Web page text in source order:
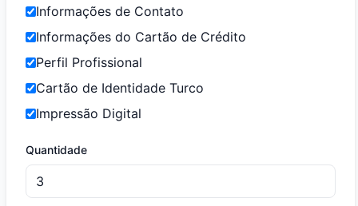
Informações de Contato
Informações do Cartão de Crédito
Perfil Profissional
Cartão de Identidade Turco
Impressão Digital
Quantidade